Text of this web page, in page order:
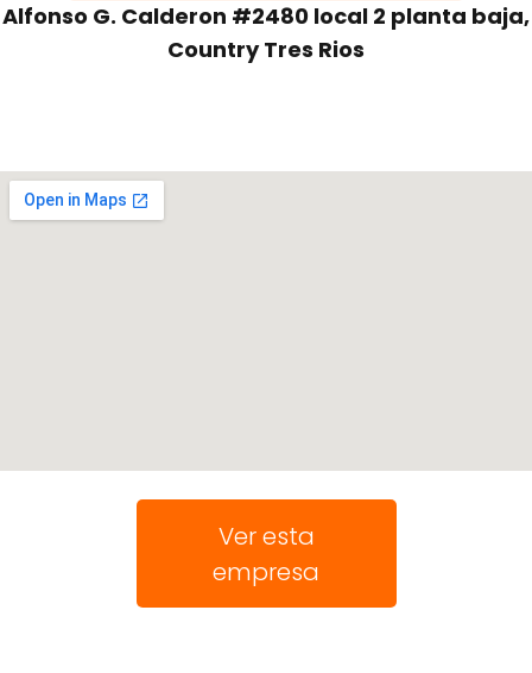
Alfonso G. Calderon #2480 local 2 planta baja,
Country Tres Rios
Ver esta
empresa